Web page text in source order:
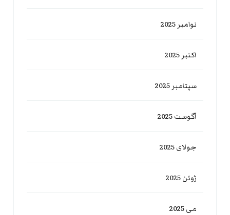
نوامبر 2025
اکتبر 2025
سپتامبر 2025
آگوست 2025
جولای 2025
ژوئن 2025
می 2025